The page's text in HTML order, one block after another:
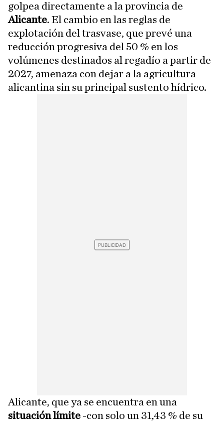
golpea directamente a la provincia de
Alicante. El cambio en las reglas de
explotación del trasvase, que prevé una
reducción progresiva del 50 % en los
volúmenes destinados al regadío a partir de
2027, amenaza con dejar a la agricultura
alicantina sin su principal sustento hídrico.
Alicante, que ya se encuentra en una
situación límite -con solo un 31,43 % de su